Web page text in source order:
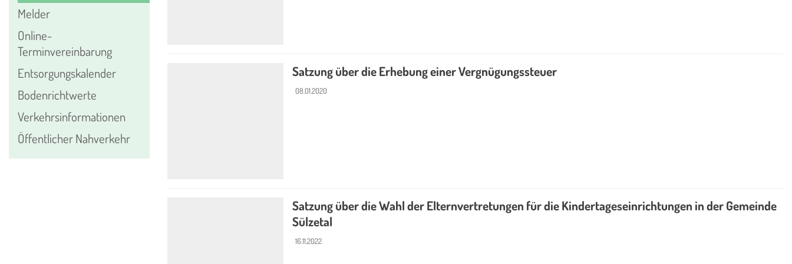
Melder
Online-
Terminvereinbarung
Entsorgungskalender
Bodenrichtwerte
Verkehrsinformationen
Öffentlicher Nahverkehr
Satzung über die Erhebung einer Vergnügungssteuer
08.01.2020
Satzung über die Wahl der Elternvertretungen für die Kindertageseinrichtungen in der Gemeinde
Sülzetal
16.11.2022